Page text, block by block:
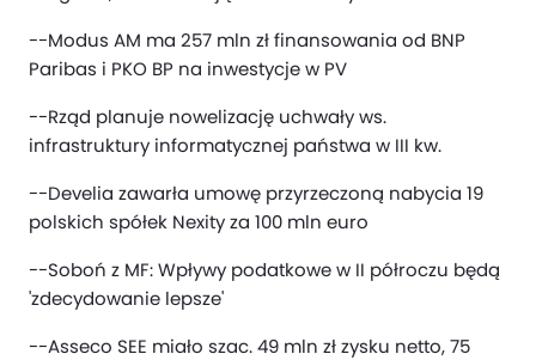
--Modus AM ma 257 mln zł finansowania od BNP
Paribas i PKO BP na inwestycje w PV
--Rząd planuje nowelizację uchwały ws.
infrastruktury informatycznej państwa w III kw.
--Develia zawarła umowę przyrzeczoną nabycia 19
polskich spółek Nexity za 100 mln euro
--Soboń z MF: Wpływy podatkowe w II półroczu będą
'zdecydowanie lepsze'
--Asseco SEE miało szac. 49 mln zł zysku netto, 75